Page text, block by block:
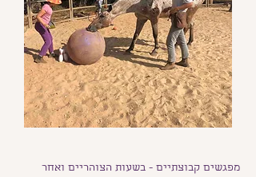
מפגשים קבוצתיים - בשעות הצוהריים ואחר